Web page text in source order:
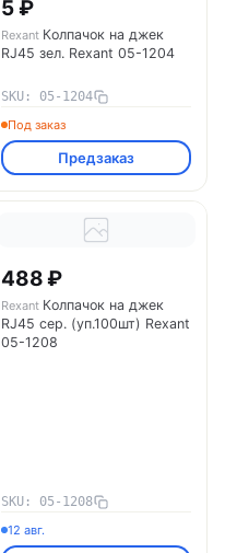
5 ₽
Rexant Колпачок на джек
RJ45 зел. Rexant 05-1204
SKU: 05-1204
Под заказ
Предзаказ
488 ₽
Rexant Колпачок на джек
RJ45 сер. (уп.100шт) Rexant
05-1208
SKU: 05-1208
12 авг.